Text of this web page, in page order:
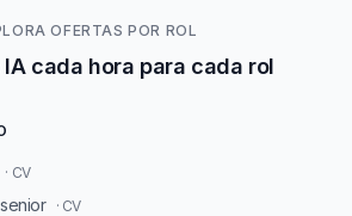
OFERTAS POR ROL
cada hora para cada rol
· CV
· CV